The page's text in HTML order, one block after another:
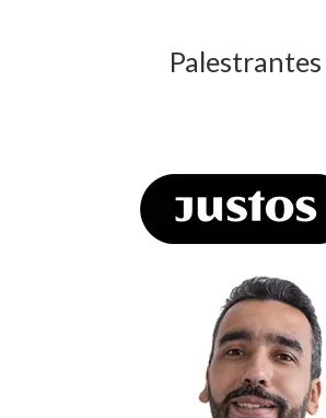
Palestrantes